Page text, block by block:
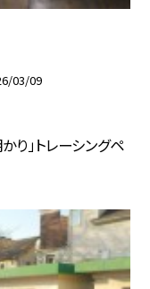
03/09
り」トレーシングペ